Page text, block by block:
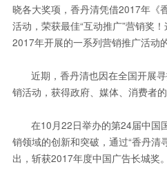
晓各大奖项，香丹清凭借2017年《
活动，荣获最佳“互动推广”营销奖
2017年开展的一系列营销推广活动
近期，香丹清也因在全国开展
销活动，获得政府、媒体、消费者
在10月22日举办的第24届中国
销领域的创新和突破，通过“香丹清
出，斩获2017年度中国广告长城奖。